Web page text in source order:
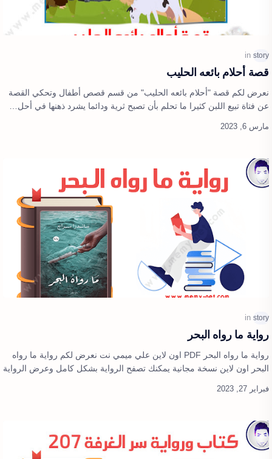
قصة أحلام بائعه الحليب
نعرض لكم قصة "أحلام بائعه الحليب" من قسم قصص أطفال وتحكي القصة
عن فتاة تبيع اللبن كثيرا ما تحلم بأن تصبح ثرية ودائما يشرد ذهنها في أحل…
رواية ما رواه البحر
رواية ما رواه البحر PDF اون لاين علي ميمي نت نعرض لكم رواية ما رواه
البحر اون لاين نسخة مجانية يمكنك تصفح الرواية بشكل كامل وعرض الرواية